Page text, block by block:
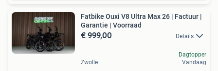
Fatbike Ouxi V8 Ultra Max 26 | Factuur |
Garantie | Voorraad
€ 999,00 Details
Zwolle
Dagtopper
Vandaag